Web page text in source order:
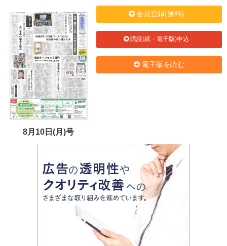
8月10日(月)号
会員登録(無料)
購読(紙・電子版)申込
電子版を読む